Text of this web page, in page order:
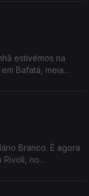
estivémos na
Bafatá, meia
Branco. É agora
Rivoli, no